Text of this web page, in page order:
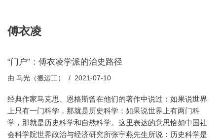
傅衣凌
“门户”：傅衣凌学派的治史路径
由 马光（搬运工） 2021-07-10
经典作家马克思、恩格斯曾在他们的著作中说过：如果说世界
上只有一门科学，那就是历史科学；如果说世界上有两门科
学，那就是历史科学和自然科学。这里表达的意思恰如中国社
会科学院世界政治与经济研究所张宇燕先生所说：历史科学是